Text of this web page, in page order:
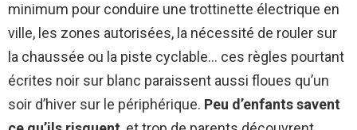
minimum pour conduire une trottinette électrique en
ville, les zones autorisées, la nécessité de rouler sur
la chaussée ou la piste cyclable… ces règles pourtant
écrites noir sur blanc paraissent aussi floues qu’un
soir d’hiver sur le périphérique. Peu d’enfants savent